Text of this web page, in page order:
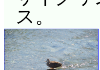
ス。